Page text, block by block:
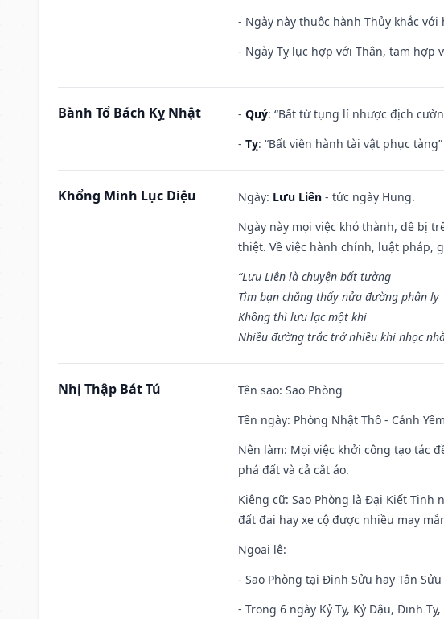
- Ngày này thuộc hành Thủy khắc
- Ngày Tỵ lục hợp với Thân, tam hợp
Bành Tổ Bách Kỵ Nhật - Quý: “Bất từ tụng lí nhược địch
- Tỵ: “Bất viễn hành tài vật phục
Khổng Minh Lục Diệu Ngày: Lưu Liên - tức ngày Hung.
Ngày này mọi việc khó thành, dễ bị
thiệt. Về việc hành chính, luật pháp,
“Lưu Liên là chuyện bất tường
Tìm bạn chẳng thấy nửa đường phân ly
Không thì lưu lạc một khi
Nhiều đường trắc trở nhiều khi nhọc
Nhị Thập Bát Tú Tên sao: Sao Phòng
Tên ngày: Phòng Nhật Thố - Cảnh
Nên làm: Mọi việc khởi công tạo tác
phá đất và cả cắt áo.
Kiêng cữ: Sao Phòng là Đại Kiết Tinh
đất đai hay xe cộ được nhiều may
Ngoại lệ:
- Sao Phòng tại Đinh Sửu hay Tân
- Trong 6 ngày Kỷ Tỵ, Kỷ Dậu, Đinh